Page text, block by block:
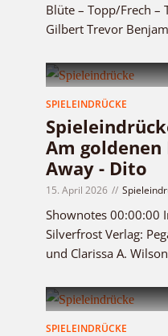
Blüte – Topp/Frech –
Gilbert Trevor
SPIELEINDRÜCKE
Am goldenen
Away - Dito
15. April 2026
Shownotes 00:00:00
Silverfrost Verlag:
und Clarissa A.
SPIELEINDRÜCKE